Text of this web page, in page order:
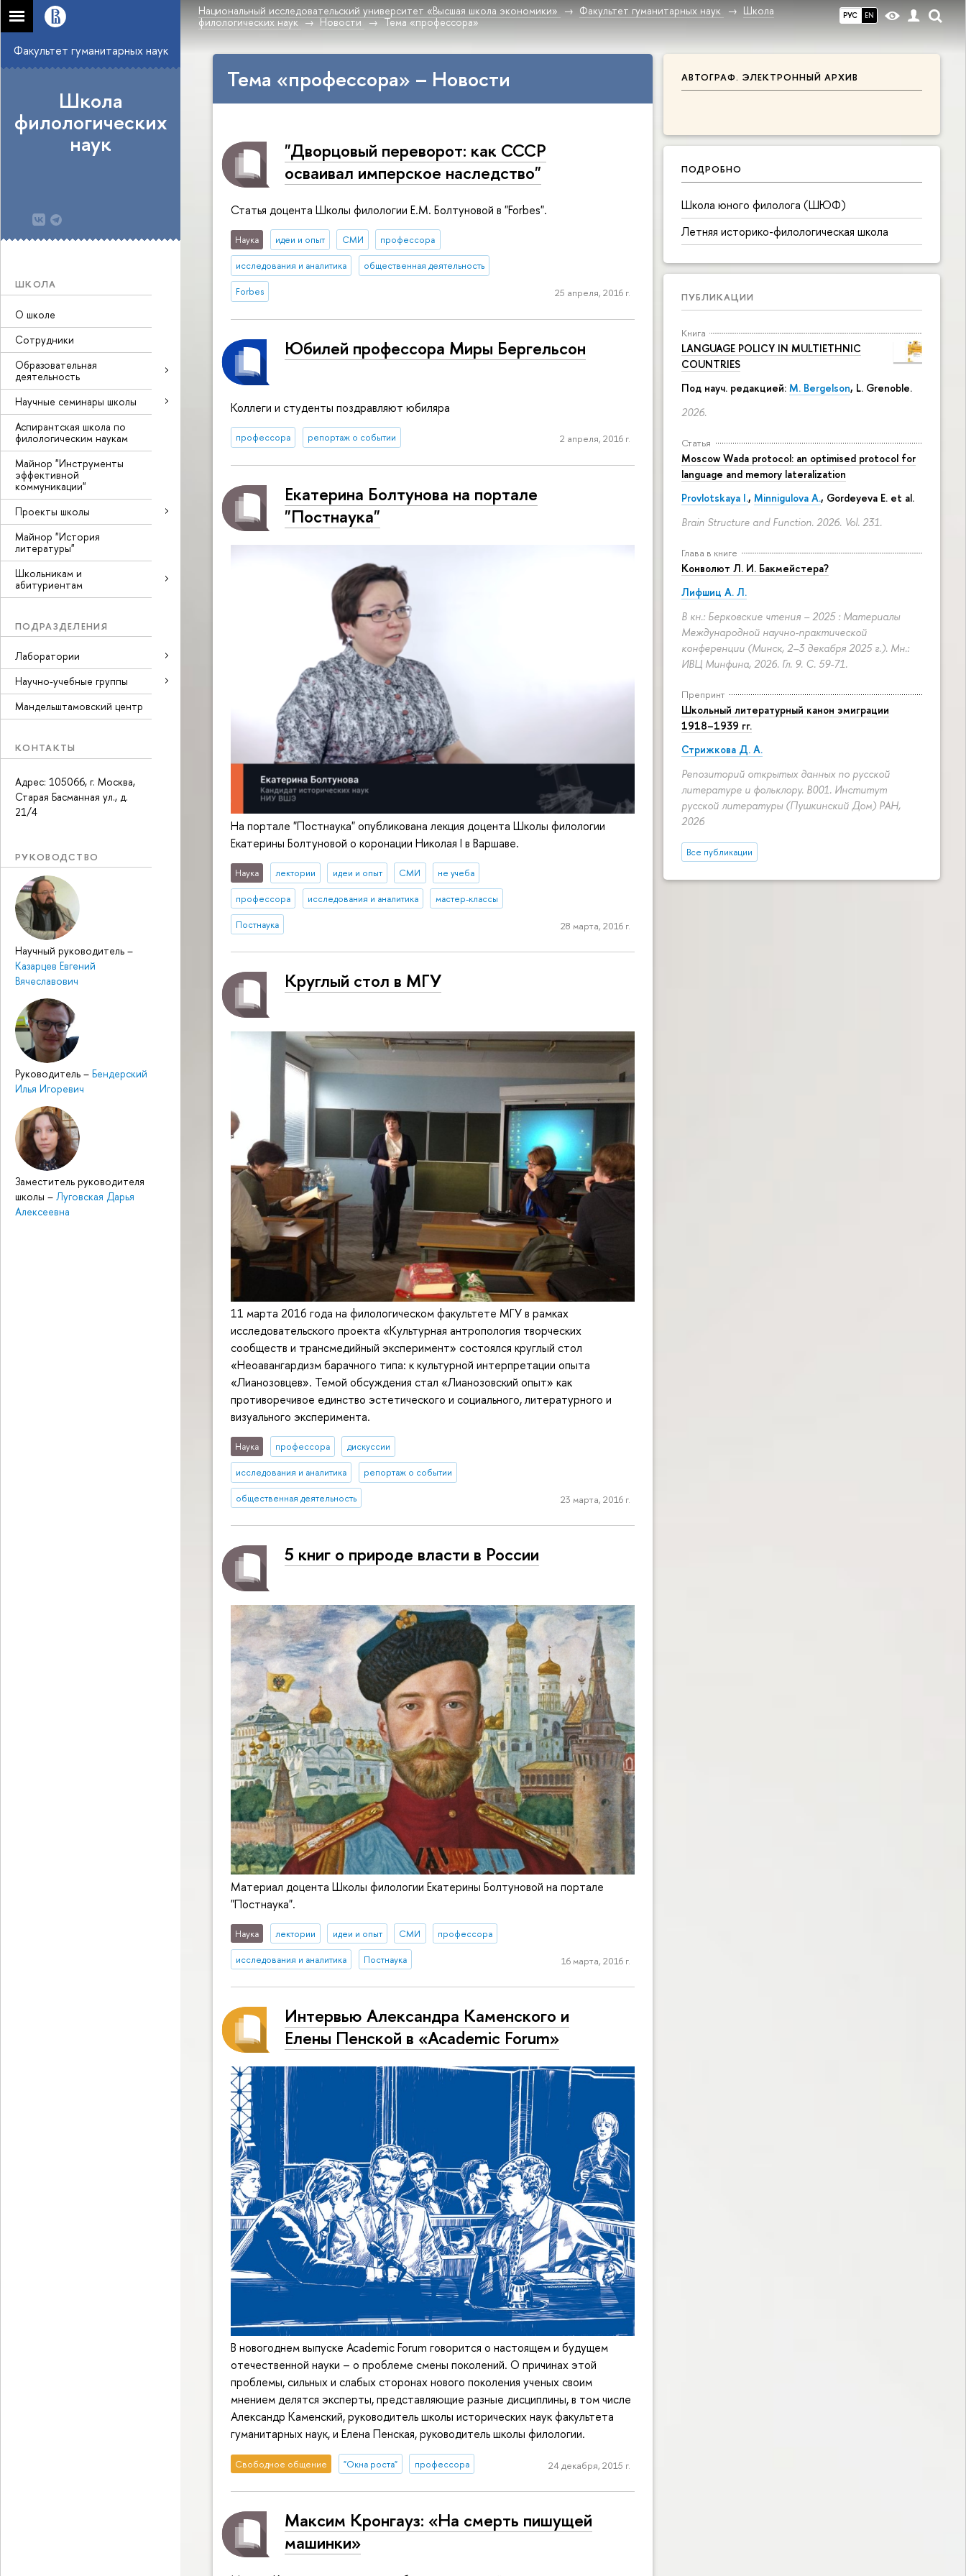
РУС EN
Национальный исследовательский университет «Высшая школа экономики» Факультет гуманитарных наук
Школа
филологических наук
Новости Тема «профессора»
Факультет гуманитарных наук
Школа
филологических
наук
ШКОЛА
О школе
Сотрудники
Образовательная
деятельность
Научные семинары школы
Аспирантская школа по
филологическим наукам
Майнор "Инструменты
эффективной
коммуникации"
Проекты школы
Майнор "История
литературы"
Школьникам и
абитуриентам
ПОДРАЗДЕЛЕНИЯ
Лаборатории
Научно-учебные группы
Мандельштамовский центр
КОНТАКТЫ
Адрес: 105066, г. Москва,
Старая Басманная ул., д.
21/4
РУКОВОДСТВО
Научный руководитель –
Казарцев Евгений
Вячеславович
Руководитель – Бендерский
Илья Игоревич
Заместитель руководителя
школы – Луговская Дарья
Алексеевна
АВТОГРАФ. ЭЛЕКТРОННЫЙ АРХИВ
ПОДРОБНО
Школа юного филолога (ШЮФ)
Летняя историко-филологическая школа
ПУБЛИКАЦИИ
Книга
LANGUAGE POLICY IN MULTIETHNIC
COUNTRIES
Под науч. редакцией: M. Bergelson, L. Grenoble.
2026.
Статья
Moscow Wada protocol: an optimised protocol for
language and memory lateralization
Provlotskaya I., Minnigulova A., Gordeyeva E. et al.
Brain Structure and Function. 2026. Vol. 231.
Глава в книге
Конволют Л. И. Бакмейстера?
Лифшиц А. Л.
В кн.: Берковские чтения – 2025 : Материалы
Международной научно-практической
конференции (Минск, 2–3 декабря 2025 г.). Мн.:
ИВЦ Минфина, 2026. Гл. 9. С. 59-71.
Препринт
Школьный литературный канон эмиграции
1918–1939 гг.
Стрижкова Д. А.
Репозиторий открытых данных по русской
литературе и фольклору. B001. Институт
русской литературы (Пушкинский Дом) РАН,
2026
Все публикации
Тема «профессора» – Новости
"Дворцовый переворот: как СССР
осваивал имперское наследство"
Статья доцента Школы филологии Е.М. Болтуновой в "Forbes".
Наука идеи и опыт СМИ профессора
исследования и аналитика общественная деятельность
Forbes 25 апреля, 2016 г.
Юбилей профессора Миры Бергельсон
Коллеги и студенты поздравляют юбиляра
профессора репортаж о событии 2 апреля, 2016 г.
Екатерина Болтунова на портале
"Постнаука"
На портале "Постнаука" опубликована лекция доцента Школы филологии
Екатерины Болтуновой о коронации Николая I в Варшаве.
Наука лектории идеи и опыт СМИ не учеба
профессора исследования и аналитика мастер-классы
Постнаука 28 марта, 2016 г.
Круглый стол в МГУ
11 марта 2016 года на филологическом факультете МГУ в рамках
исследовательского проекта «Культурная антропология творческих
сообществ и трансмедийный эксперимент» состоялся круглый стол
«Неоавангардизм барачного типа: к культурной интерпретации опыта
«Лианозовцев». Темой обсуждения стал «Лианозовский опыт» как
противоречивое единство эстетического и социального, литературного и
визуального эксперимента.
Наука профессора дискуссии
исследования и аналитика репортаж о событии
общественная деятельность 23 марта, 2016 г.
5 книг о природе власти в России
Материал доцента Школы филологии Екатерины Болтуновой на портале
"Постнаука".
Наука лектории идеи и опыт СМИ профессора
исследования и аналитика Постнаука 16 марта, 2016 г.
Интервью Александра Каменского и
Елены Пенской в «Academic Forum»
В новогоднем выпуске Academic Forum говорится о настоящем и будущем
отечественной науки – о проблеме смены поколений. О причинах этой
проблемы, сильных и слабых сторонах нового поколения ученых своим
мнением делятся эксперты, представляющие разные дисциплины, в том числе
Александр Каменский, руководитель школы исторических наук факультета
гуманитарных наук, и Елена Пенская, руководитель школы филологии.
Свободное общение "Окна роста" профессора 24 декабря, 2015 г.
Максим Кронгауз: «На смерть пишущей
машинки»